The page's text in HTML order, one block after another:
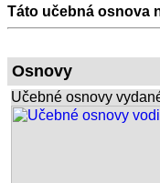
Táto učebná osnova
Osnovy
Učebné osnovy